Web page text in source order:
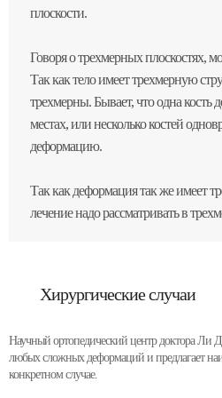
плоскости.
Говоря о трехмерных плоскостях,
Так как тело имеет трехмерную
трехмерны. Бывает, что одна кость
местах, или несколько костей
деформацию.
Так как деформация так же имеет
лечение надо рассматривать в
Хирургические случаи
Научный ортопедический центр доктора Ли
любых сложных деформаций и предлагает
конкретном случае.